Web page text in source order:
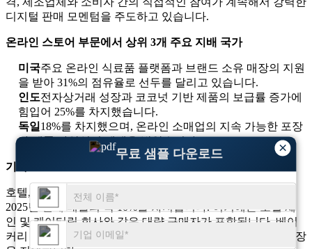
×
무료 샘플 다운로드
디지털 판매 모멘텀을 주도하고 있습니다.
온라인 스토어 부문에서 상위 3개 주요 지배 국가
미국주요 온라인 식료품 플랫폼과 브랜드 소유 매장의 지원
을 받아 31%의 점유율로 선두를 달리고 있습니다.
인도전자상거래 성장과 코코넛 기반 제품의 보급률 증가에
힘입어 25%를 차지했습니다.
독일 18%를 차지했으며, 온라인 소매업의 지속 가능한 포장
과 제품 다양성의 혜택을 받았습니다.
기타
호텔, 레스토랑, 식품 서비스 기관으로 구성된 기타 부문은
2025년 전체 매출의 약 10%를 차지합니다. 여기에는 호텔 체
인 및 케이터링 회사와 같은 대량 구매자가 포함됩니다. 베이
커리 및 디저트 제조업체의 지속적인 수요는 꾸준한 소비 성장